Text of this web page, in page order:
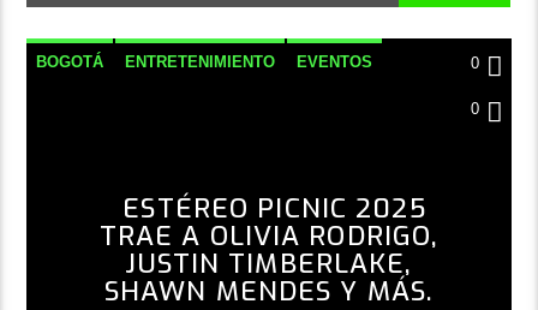
BOGOTÁ ENTRETENIMIENTO EVENTOS 0
0
ESTÉREO PICNIC 2025
TRAE A OLIVIA RODRIGO,
JUSTIN TIMBERLAKE,
SHAWN MENDES Y MÁS.